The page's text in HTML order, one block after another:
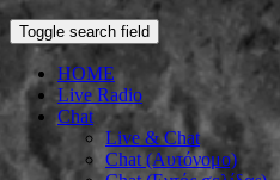
Toggle search field
HOME
Live Radio
Chat
Live & Chat
Chat (Αυτόνομο)